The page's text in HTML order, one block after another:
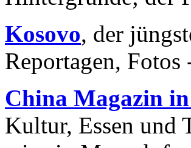
Kosovo, der
Reportagen,
China Magazin
Kultur, Essen und